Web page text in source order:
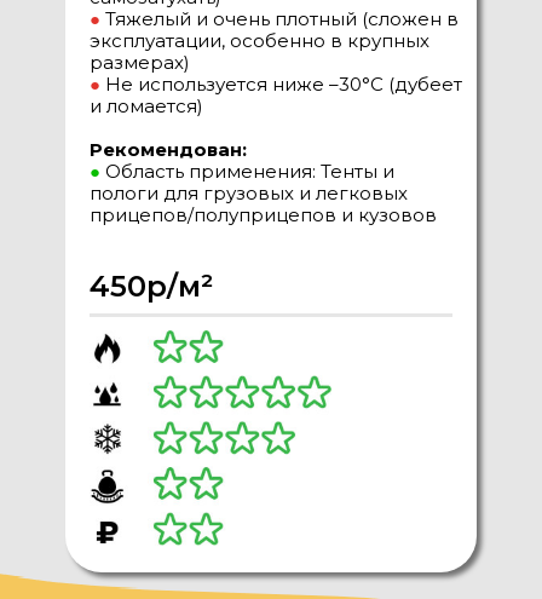
450р/м²
● Тяжелый и очень плотный (сложен в
эксплуатации, особенно в крупных
размерах)
● Не используется ниже –30°C (дубеет
и ломается)
Рекомендован:
● Область применения: Тенты и
пологи для грузовых и легковых
прицепов/полуприцепов и кузовов